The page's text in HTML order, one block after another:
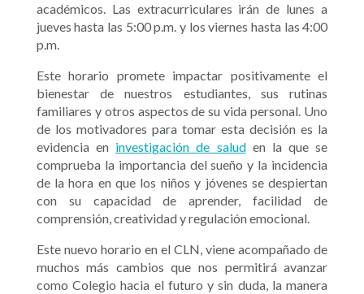
académicos. Las extracurriculares irán de lunes a
jueves hasta las 5:00 p.m. y los viernes hasta las 4:00
p.m.
Este horario promete impactar positivamente el
bienestar de nuestros estudiantes, sus rutinas
familiares y otros aspectos de su vida personal. Uno
de los motivadores para tomar esta decisión es la
evidencia en investigación de saluden la que se
comprueba la importancia del sueño y la incidencia
de la hora en que los niños y jóvenes se despiertan
con su capacidad de aprender, facilidad de
comprensión, creatividad y regulación emocional.
Este nuevo horario en el CLN, viene acompañado de
muchos más cambios que nos permitirá avanzar
como Colegio hacia el futuro y sin duda, la manera